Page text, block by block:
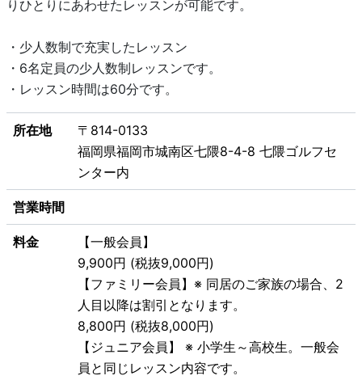
りひとりにあわせたレッスンが可能です。
・少人数制で充実したレッスン
・6名定員の少人数制レッスンです。
・レッスン時間は60分です。
所在地
〒814-0133
福岡県福岡市城南区七隈8-4-8 七隈ゴルフセ
ンター内
営業時間
料金
【一般会員】
9,900円 (税抜9,000円)
【ファミリー会員】※ 同居のご家族の場合、2
人目以降は割引となります。
8,800円 (税抜8,000円)
【ジュニア会員】 ※ 小学生～高校生。一般会
員と同じレッスン内容です。